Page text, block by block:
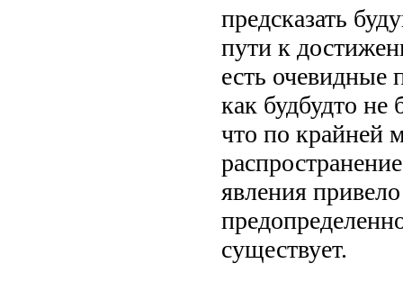
предсказать
пути к
есть очевидные
как будбудто
что по крайней
явления
существует.